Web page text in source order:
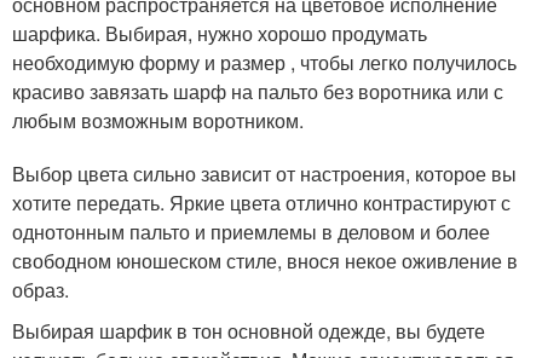
шарфика. Выбирая, нужно хорошо продумать
необходимую форму и размер , чтобы легко получилось
красиво завязать шарф на пальто без воротника или с
любым возможным воротником.
Выбор цвета сильно зависит от настроения, которое вы
хотите передать. Яркие цвета отлично контрастируют с
однотонным пальто и приемлемы в деловом и более
свободном юношеском стиле, внося некое оживление в
образ.
Выбирая шарфик в тон основной одежде, вы будете